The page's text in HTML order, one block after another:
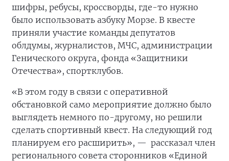
шифры, ребусы, кроссворды, где-то нужно
было использовать азбуку Морзе. В квесте
приняли участие команды депутатов
облдумы, журналистов, МЧС, администрации
Генического округа, фонда «Защитники
Отечества», спортклубов.
«В этом году в связи с оперативной
обстановкой само мероприятие должно было
выглядеть немного по-другому, но решили
сделать спортивный квест. На следующий год
планируем его расширить», — рассказал член
регионального совета сторонников «Единой